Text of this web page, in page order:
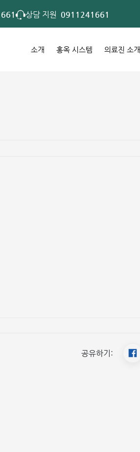
상담 지원 0911241661
소개 홍옥 시스템 의료진 소개
공유하기: